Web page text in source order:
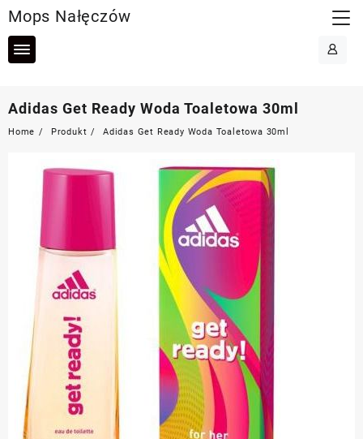
to
content
Mops Nałęczów
Adidas Get Ready Woda Toaletowa 30ml
Home Produkt Adidas Get Ready Woda Toaletowa 30ml